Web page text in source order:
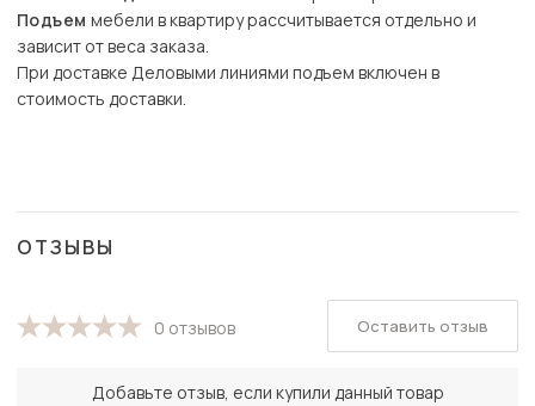
Подъем мебели в квартиру рассчитывается отдельно и
зависит от веса заказа.
При доставке Деловыми линиями подъем включен в
стоимость доставки.
ОТЗЫВЫ
0 отзывов
Добавьте отзыв, если купили данный товар
Оставить отзыв